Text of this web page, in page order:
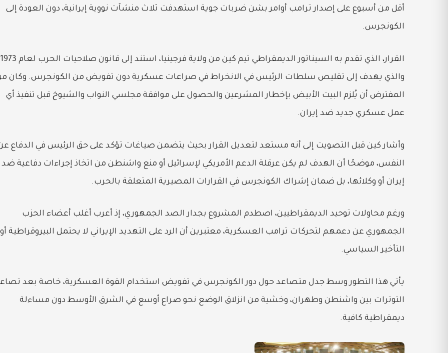
أقل من أسبوع على إصدار ترامب أوامر بشن ضربات جوية استهدفت ثلاث منشآت نووية إيرانية، دون العودة إلى
الكونجرس.
والذي يهدف إلى تقليص سلطات الرئيس في الانخراط في صراعات عسكرية دون تفويض من الكونجرس. وكان
المفترض أن يُلزم البيت الأبيض بإخطار المشرعين والحصول على موافقة مجلسي النواب والشيوخ قبل تنفيذ أي
عمل عسكري جديد ضد إيران.
وأشار كين قبل التصويت إلى أنه مستعد لتعديل القرار بحيث يتضمن صياغات تؤكد على حق الرئيس في الدفاع
النفس، موضحًا أن الهدف لم يكن عرقلة الدعم الأمريكي لإسرائيل أو منع واشنطن من اتخاذ إجراءات دفاعية ضد
إيران أو وكلائها، بل ضمان إشراك الكونجرس في القرارات المصيرية المتعلقة بالحرب.
ورغم محاولات توحيد الديمقراطيين، اصطدم المشروع بجدار الصد الجمهوري، إذ أعرب أغلب أعضاء الحزب
الجمهوري عن دعمهم لتحركات ترامب العسكرية، معتبرين أن الرد على التهديد الإيراني لا يحتمل البيروقراطية أو
التأخير السياسي.
يأتي هذا التطور وسط جدل متصاعد حول دور الكونجرس في تفويض استخدام القوة العسكرية، خاصة بعد
التوترات بين واشنطن وطهران، وخشية من انزلاق الوضع نحو صراع أوسع في الشرق الأوسط دون مساءلة
ديمقراطية كافية.